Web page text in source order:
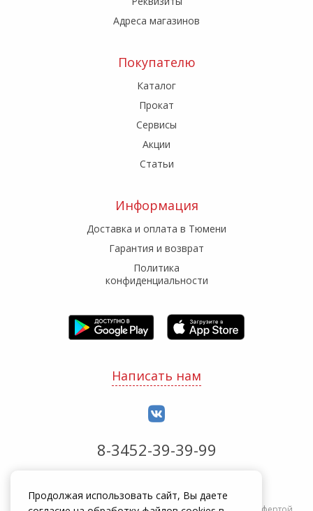
Адреса магазинов
Покупателю
Каталог
Прокат
Сервисы
Акции
Статьи
Информация
Доставка и оплата в Тюмени
Гарантия и возврат
Политика
конфиденциальности
Написать нам
8-3452-39-39-99
Продолжая использовать сайт, Вы даете